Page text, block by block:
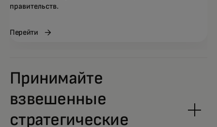
правительств.
Перейти
Принимайте
взвешенные
стратегические